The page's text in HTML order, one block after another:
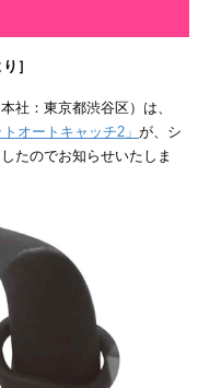
］
社：東京都渋谷区）は、
オートキャッチ2」 が、シ
たのでお知らせいたしま